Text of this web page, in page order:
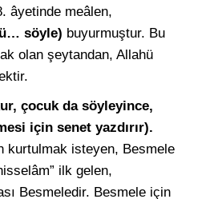
âyetinde meâlen,
söyle) buyurmuştur. Bu
olan şeytandan, Allahü
çocuk da söyleyince,
için senet yazdırır).
kurtulmak isteyen, Besmele
ilk gelen,
Besmeledir. Besmele için